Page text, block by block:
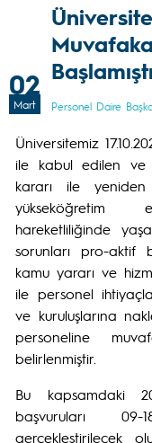
02
Mart Personel Daire
Üniversitemiz
ile kabul edilen ve
kararı ile
yükseköğretim
hareketliliğinde
sorunları pro-aktif
kamu yararı ve
ile personel
ve kuruluşlarına
personeline
belirlenmiştir.
Bu kapsamdaki
başvuruları 09-
gerçekleştirilecek